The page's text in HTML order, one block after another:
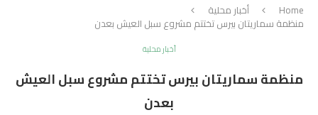
Home أخبار محلية
منظمة سماريتان بيرس تختتم مشروع سبل العيش بعدن
أخبار محلية
منظمة سماريتان بيرس تختتم مشروع سبل العيش
بعدن